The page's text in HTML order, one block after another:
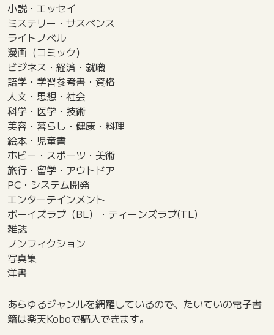
小説・エッセイ
ミステリー・サスペンス
ライトノベル
漫画（コミック）
ビジネス・経済・就職
語学・学習参考書・資格
人文・思想・社会
科学・医学・技術
美容・暮らし・健康・料理
絵本・児童書
ホビー・スポーツ・美術
旅行・留学・アウトドア
PC・システム開発
エンターテインメント
ボーイズラブ（BL）・ティーンズラブ(TL)
雑誌
ノンフィクション
写真集
洋書
あらゆるジャンルを網羅しているので、たいていの電子書
籍は楽天Koboで購入できます。